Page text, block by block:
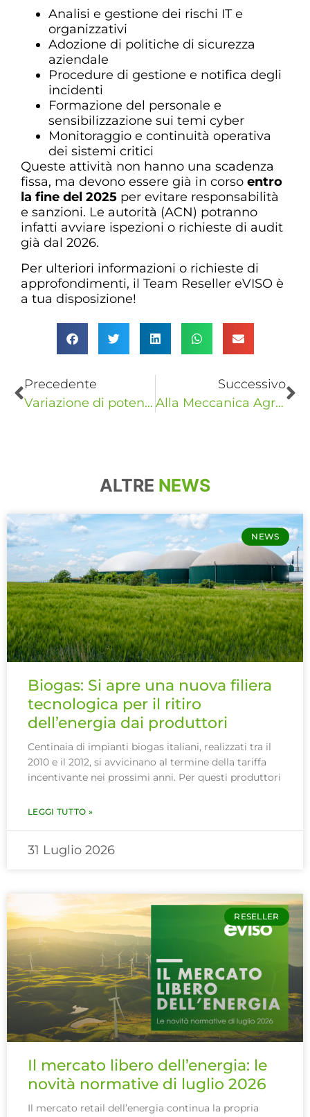
Analisi e gestione dei rischi IT e
organizzativi
Adozione di politiche di sicurezza
aziendale
Procedure di gestione e notifica degli
incidenti
Formazione del personale e
sensibilizzazione sui temi cyber
Monitoraggio e continuità operativa
dei sistemi critici
Queste attività non hanno una scadenza
fissa, ma devono essere già in corso entro
la fine del 2025 per evitare responsabilità
e sanzioni. Le autorità (ACN) potranno
infatti avviare ispezioni o richieste di audit
già dal 2026.
Per ulteriori informazioni o richieste di
approfondimenti, il Team Reseller eVISO è
a tua disposizione!
Precedente
Variazione di potenza: cos’è e quando farla
Successivo
Alla Meccanica Agricola di Saluzzo, con l’energia che dà valore alla filiera
ALTRE NEWS
NEWS
Biogas: Si apre una nuova filiera
tecnologica per il ritiro
dell’energia dai produttori
Centinaia di impianti biogas italiani, realizzati tra il
2010 e il 2012, si avvicinano al termine della tariffa
incentivante nei prossimi anni. Per questi produttori
LEGGI TUTTO »
31 Luglio 2026
RESELLER
Il mercato libero dell’energia: le
novità normative di luglio 2026
Il mercato retail dell’energia continua la propria